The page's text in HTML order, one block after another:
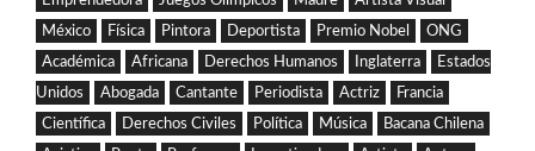
México
Física Pintora Deportista Premio Nobel
ONG
Académica
Africana Derechos Humanos Inglaterra
Estados
Unidos
Abogada Cantante Periodista Actriz
Francia
Científica
Derechos Civiles Política Música
Bacana Chilena